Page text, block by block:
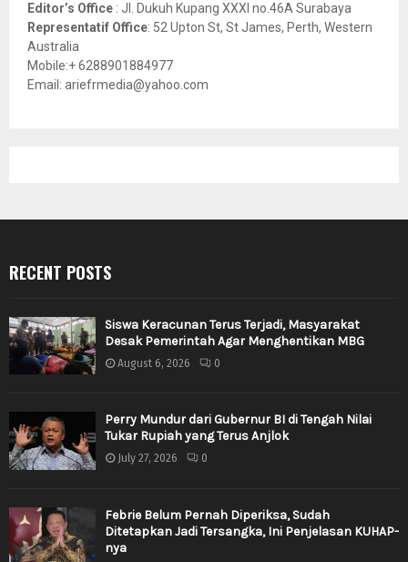
Editor’s Office : Jl. Dukuh Kupang XXXI no.46A Surabaya
Representatif Office: 52 Upton St, St James, Perth, Western
Australia
Mobile:+ 6288901884977
Email: ariefrmedia@yahoo.com
RECENT POSTS
Siswa Keracunan Terus Terjadi, Masyarakat
Desak Pemerintah Agar Menghentikan MBG
August 6, 2026 0
Perry Mundur dari Gubernur BI di Tengah Nilai
Tukar Rupiah yang Terus Anjlok
July 27, 2026 0
Febrie Belum Pernah Diperiksa, Sudah
Ditetapkan Jadi Tersangka, Ini Penjelasan KUHAP-
nya